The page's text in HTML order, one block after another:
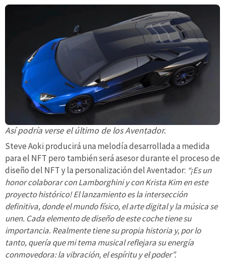
Así podría verse el último de los Aventador.
Steve Aoki producirá una melodía desarrollada a medida
para el NFT pero también será asesor durante el proceso de
diseño del NFT y la personalización del Aventador: “¡Es un
honor colaborar con Lamborghini y con Krista Kim en este
proyecto histórico! El lanzamiento es la intersección
definitiva, donde el mundo físico, el arte digital y la música se
unen. Cada elemento de diseño de este coche tiene su
importancia. Realmente tiene su propia historia y, por lo
tanto, quería que mi tema musical reflejara su energía
conmovedora: la vibración, el espíritu y el poder”.